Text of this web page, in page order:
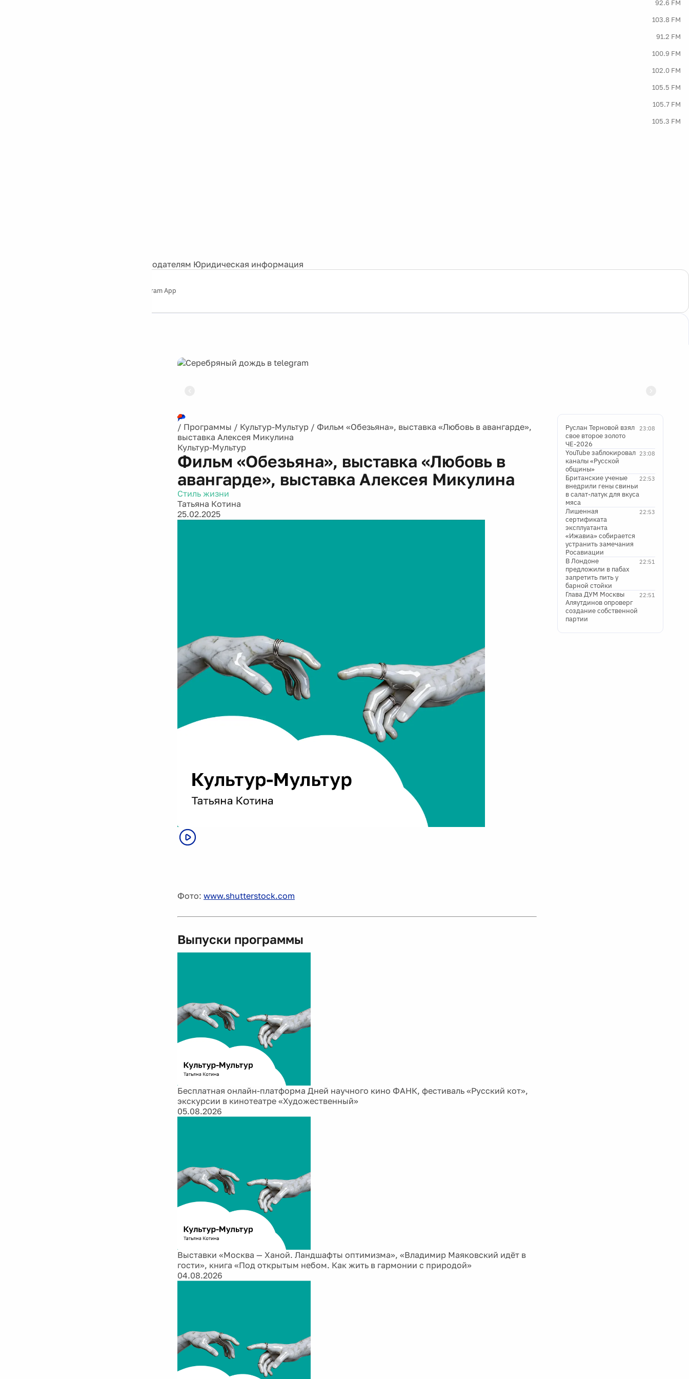
92.6 FM
103.8 FM
91.2 FM
100.9 FM
102.0 FM
105.5 FM
105.7 FM
105.3 FM
Рекламодателям Юридическая информация
Telegram App
/ Программы / Культур-Мультур / Фильм «Обезьяна», выставка «Любовь в авангарде»,
выставка Алексея Микулина
Культур-Мультур
Фильм «Обезьяна», выставка «Любовь в
авангарде», выставка Алексея Микулина
Стиль жизни
Татьяна Котина
25.02.2025
Фото: www.shutterstock.com
Выпуски программы
Бесплатная онлайн-платформа Дней научного кино ФАНК, фестиваль «Русский кот»,
экскурсии в кинотеатре «Художественный»
05.08.2026
Выставки «Москва — Ханой. Ландшафты оптимизма», «Владимир Маяковский идёт в
гости», книга «Под открытым небом. Как жить в гармонии с природой»
04.08.2026
23:08
Руслан Терновой взял
свое второе золото
ЧЕ-2026
23:08
YouTube заблокировал
каналы «Русской
общины»
22:53
Британские ученые
внедрили гены свиньи
в салат-латук для вкуса
мяса
22:53
Лишенная
сертификата
эксплуатанта
«Ижавиа» собирается
устранить замечания
Росавиации
22:51
В Лондоне
предложили в пабах
запретить пить у
барной стойки
22:51
Глава ДУМ Москвы
Аляутдинов опроверг
создание собственной
партии